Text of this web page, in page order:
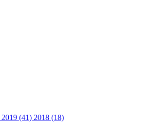
2019 (41) 2018 (18)